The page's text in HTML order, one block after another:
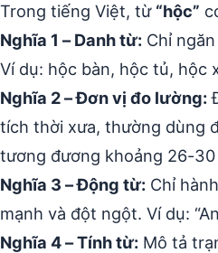
Trong tiếng Việt, từ “hộc”
Nghĩa 1 – Danh từ: Chỉ
Ví dụ: hộc bàn, hộc tủ, hộc
Nghĩa 2 – Đơn vị đo lường:
tích thời xưa, thường dùng
tương đương khoảng 26-
Nghĩa 3 – Động từ: Chỉ
mạnh và đột ngột. Ví dụ:
Nghĩa 4 – Tính từ: Mô tả